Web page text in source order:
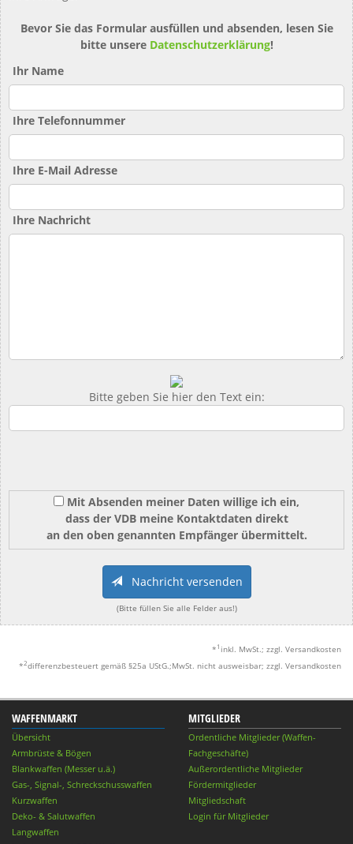
Bevor Sie das Formular ausfüllen und absenden, lesen Sie
bitte unsere Datenschutzerklärung!
Ihr Name
Ihre Telefonnummer
Ihre E-Mail Adresse
Ihre Nachricht
Bitte geben Sie hier den Text ein:
Mit Absenden meiner Daten willige ich ein,
dass der VDB meine Kontaktdaten direkt
an den oben genannten Empfänger übermittelt.
Nachricht versenden
(Bitte füllen Sie alle Felder aus!)
* 1 inkl. MwSt.; zzgl. Versandkosten
*2differenzbesteuert gemäß §25a UStG.;MwSt. nicht ausweisbar; zzgl. Versandkosten
WAFFENMARKT
Übersicht
Armbrüste & Bögen
Blankwaffen (Messer u.ä.)
Gas-, Signal-, Schreckschusswaffen
Kurzwaffen
Deko- & Salutwaffen
Langwaffen
MITGLIEDER
Ordentliche Mitglieder (Waffen-
Fachgeschäfte)
Außerordentliche Mitglieder
Fördermitglieder
Mitgliedschaft
Login für Mitglieder